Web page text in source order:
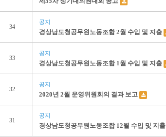
34
공지
경상남도청공무원노동조합 2월 수입 및 지출
33
공지
경상남도청공무원노동조합 1월 수입 및 지출
32
공지
2020년 2월 운영위원회의 결과 보고
31
공지
경상남도청공무원노동조합 12월 수입 및 지출